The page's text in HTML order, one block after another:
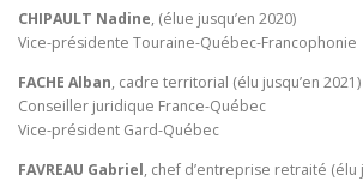
CHIPAULT Nadine, (élue jusqu’en 2020)
Vice-présidente Touraine-Québec-Francophonie
FACHE Alban, cadre territorial (élu jusqu’en 2021)
Conseiller juridique France-Québec
Vice-président Gard-Québec
FAVREAU Gabriel, chef d’entreprise retraité (élu